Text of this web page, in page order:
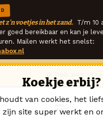
z'n voetjes in het zand. T/m 10
goed bereikbaar en kan je
Mailen werkt het snelst:
Koekje erbij?
van cookies, het
zijn site super werkt en